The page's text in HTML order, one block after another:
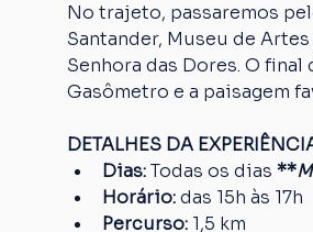
No trajeto, passaremos
Santander, Museu de
Senhora das Dores. O
Gasômetro e a paisagem
DETALHES DA
Dias: Todas os dias **
Horário: das 15h às 17h
Percurso: 1,5 km